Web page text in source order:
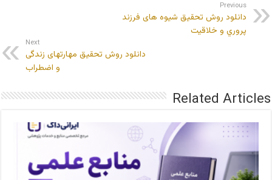
Previous
دانلود روش تحقیق شیوه های فرزند
پروري و خلاقيت
Next
دانلود روش تحقیق مهارتهای زندگی
و اضطراب
Related Articles